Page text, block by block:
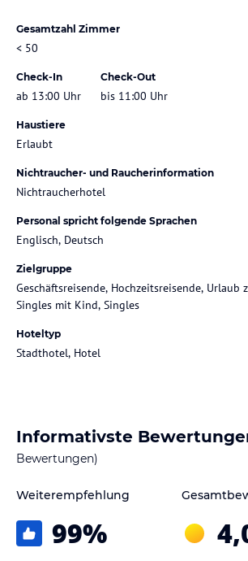
Gesamtzahl Zimmer
< 50
Check-In
ab 13:00 Uhr
Check-Out
bis 11:00 Uhr
Haustiere
Erlaubt
Nichtraucher- und Raucherinformation
Nichtraucherhotel
Personal spricht folgende Sprachen
Englisch, Deutsch
Zielgruppe
Geschäftsreisende, Hochzeitsreisende, Urlaub
Singles mit Kind, Singles
Hoteltyp
Stadthotel, Hotel
Informativste
Bewertungen)
Weiterempfehlung
99%